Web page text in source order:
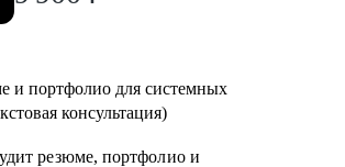
и портфолио для системных
консультация)
резюме, портфолио и